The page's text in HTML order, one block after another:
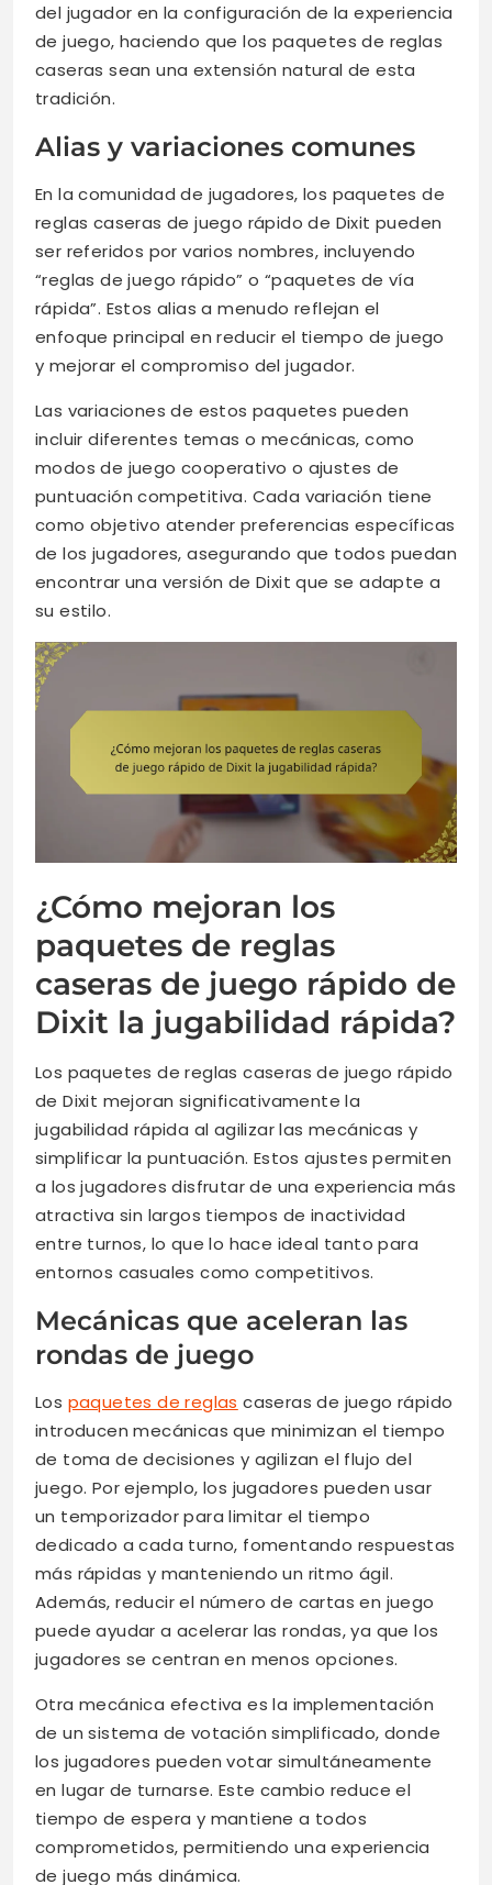
del jugador en la configuración de la experiencia
de juego, haciendo que los paquetes de reglas
caseras sean una extensión natural de esta
tradición.
Alias y variaciones comunes
En la comunidad de jugadores, los paquetes de
reglas caseras de juego rápido de Dixit pueden
ser referidos por varios nombres, incluyendo
“reglas de juego rápido” o “paquetes de vía
rápida”. Estos alias a menudo reflejan el
enfoque principal en reducir el tiempo de juego
y mejorar el compromiso del jugador.
Las variaciones de estos paquetes pueden
incluir diferentes temas o mecánicas, como
modos de juego cooperativo o ajustes de
puntuación competitiva. Cada variación tiene
como objetivo atender preferencias específicas
de los jugadores, asegurando que todos puedan
encontrar una versión de Dixit que se adapte a
su estilo.
¿Cómo mejoran los
paquetes de reglas
caseras de juego rápido de
Dixit la jugabilidad rápida?
Los paquetes de reglas caseras de juego rápido
de Dixit mejoran significativamente la
jugabilidad rápida al agilizar las mecánicas y
simplificar la puntuación. Estos ajustes permiten
a los jugadores disfrutar de una experiencia más
atractiva sin largos tiempos de inactividad
entre turnos, lo que lo hace ideal tanto para
entornos casuales como competitivos.
Mecánicas que aceleran las
rondas de juego
Los paquetes de reglas caseras de juego rápido
introducen mecánicas que minimizan el tiempo
de toma de decisiones y agilizan el flujo del
juego. Por ejemplo, los jugadores pueden usar
un temporizador para limitar el tiempo
dedicado a cada turno, fomentando respuestas
más rápidas y manteniendo un ritmo ágil.
Además, reducir el número de cartas en juego
puede ayudar a acelerar las rondas, ya que los
jugadores se centran en menos opciones.
Otra mecánica efectiva es la implementación
de un sistema de votación simplificado, donde
los jugadores pueden votar simultáneamente
en lugar de turnarse. Este cambio reduce el
tiempo de espera y mantiene a todos
comprometidos, permitiendo una experiencia
de juego más dinámica.